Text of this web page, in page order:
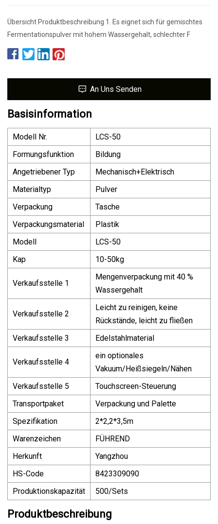
Übersicht Produktbeschreibung 1. Es eignet sich für gemischtes
Fermentationspulver mit hohem Wassergehalt, schlechter F
An Uns Senden
Basisinformation
Modell Nr.
LCS-50
Formungsfunktion
Bildung
Angetriebener Typ
Mechanisch+Elektrisch
Materialtyp
Pulver
Verpackung
Tasche
Verpackungsmaterial
Plastik
Modell
LCS-50
Kap
10-50kg
Verkaufsstelle 1
Mengenverpackung mit 40 %
Wassergehalt
Verkaufsstelle 2
Leicht zu reinigen, keine
Rückstände, leicht zu fließen
Verkaufsstelle 3
Edelstahlmaterial
Verkaufsstelle 4
ein optionales
Vakuum/Heißsiegeln/Nähen
Verkaufsstelle 5
Touchscreen-Steuerung
Transportpaket
Verpackung und Palette
Spezifikation
2*2,2*3,5m
Warenzeichen
FÜHREND
Herkunft
Yangzhou
HS-Code
8423309090
Produktionskapazität
500/Sets
Produktbeschreibung